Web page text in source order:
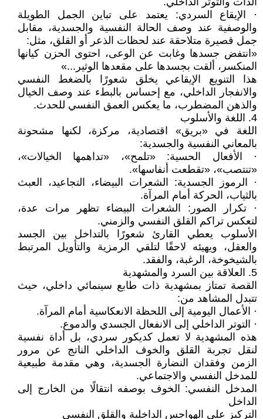
· الإيقاع السردي: يعتمد على تباين الجمل الطويلة
والوصفية عند وصف الحالة النفسية والجسدية، مقابل
جمل قصيرة متلاحقة عند لحظات الذعر أو القلق، مثل:
«انتفض جسدها وغابت عن الوعى، احتوى الحزن كيانها
المنكسر، ألقت بجسدها على مقعدها الوثير...»
هذا التنويع الإيقاعي يخلق شعورًا بالضغط النفسي
والانفجار الداخلي، مع إحساس بالبطء عند وصف الخيال
والذهن المضطرب، ما يعكس العمق النفسي للحدث.
4. اللغة والأسلوب
اللغة في «بريق» اقتصادية، مركزة، لكنها مشحونة
بالمعاني النفسية والجسدية:
· الأفعال الحسية: «تلمح»، «تداهمها الخيالات»،
«تنتصب»، «تقطعت أنفاسها».
· الرموز الجسدية: الشعرات البيضاء، التجاعيد، العبث
بالثياب، الحركة أمام المرآة.
· تكرار الصور: الشعرات البيضاء تظهر مرات عدة،
لتعكس تراكم القلق النفسي والزمني.
الأسلوب يعطي القارئ شعورًا بالتداخل بين الجسد
والعقل، ويهيئه لاحقًا لتلقي الرمزية والتأويل المرتبط
بالشيخوخة، الرغبة، والفقد.
5. العلاقة بين السرد والمشهدية
القصة تمتاز بمشهدية ذات طابع سينمائي داخلي، حيث
تتبدل المشاهد من:
· الأعمال اليومية إلى اللحظة الانعكاسية أمام المرآة.
· التوتر الداخلي إلى الانفعال الجسدي والدموع.
هذه المشهدية لا تعمل كديكور سردي، بل أداة نفسية
لنقل تجربة القلق والخوف الداخلي الناتج عن مرور
الزمن وفقدان النضارة الجسدية، وهي مقدمة طبيعية
للمدخل النفسي والاجتماعي.
المدخل النفسي: الخوف بوصفه انتقالًا من الخارج إلى
الداخل
التركيز على الهواجس الداخلية والقلق النفسي